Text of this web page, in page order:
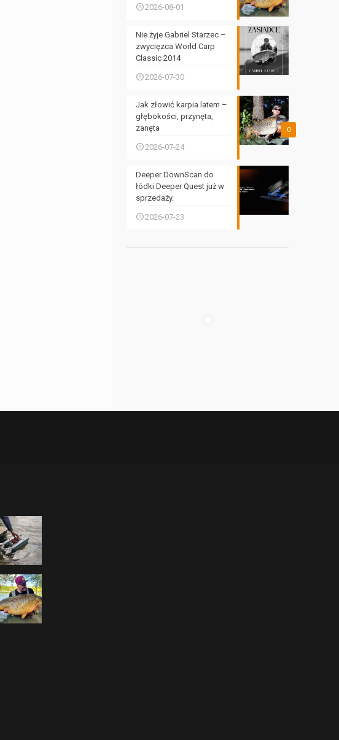
2026-08-01
Nie żyje Gabriel Starzec –
zwycięzca World Carp
Classic 2014
2026-07-30
0
Jak złowić karpia latem –
głębokości, przynęta,
zanęta
2026-07-24
Deeper DownScan do
łódki Deeper Quest już w
sprzedaży.
2026-07-23